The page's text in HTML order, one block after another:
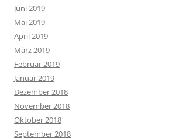
Juni 2019
Mai 2019
April 2019
März 2019
Februar 2019
Januar 2019
Dezember 2018
November 2018
Oktober 2018
September 2018